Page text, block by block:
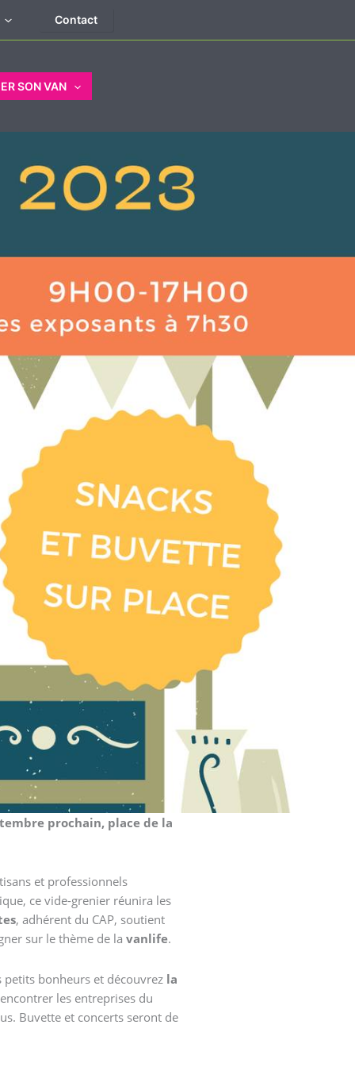
Contact
SON VAN
Camper Nantes !
prochain, place de la
et professionnels
ce vide-grenier réunira les
, adhérent du CAP, soutient
sur le thème de la vanlife.
bonheurs et découvrez la
les entreprises du
Buvette et concerts seront de